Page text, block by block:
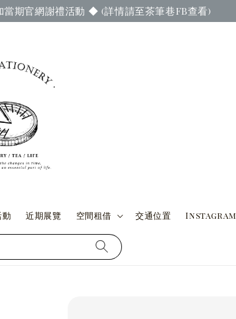
期官網謝禮活動 ◆ (詳情請至茶筆巷FB查看)
近期展覽 空間租借 交通位置 Instagram